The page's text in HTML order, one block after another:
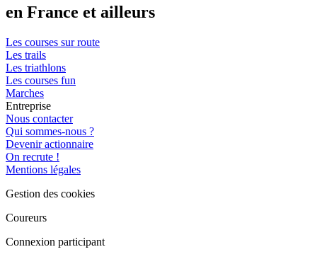
en France et ailleurs
Les courses sur route
Les trails
Les triathlons
Les courses fun
Marches
Entreprise
Nous contacter
Qui sommes-nous ?
Devenir actionnaire
On recrute !
Mentions légales
Gestion des cookies
Coureurs
Connexion participant